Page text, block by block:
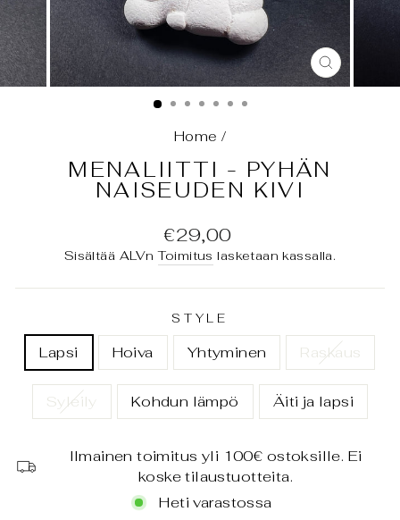
SULJE
(ESC)
Home /
MENALIITTI - PYHÄN
NAISEUDEN KIVI
Normaali
hinta
€29,00
Sisältää ALVnToimitus lasketaan kassalla.
STYLE
Lapsi Hoiva Yhtyminen Raskaus
Syleily Kohdun lämpö Äiti ja lapsi
Ilmainen toimitus yli 100€ ostoksille. Ei
koske tilaustuotteita.
Heti varastossa